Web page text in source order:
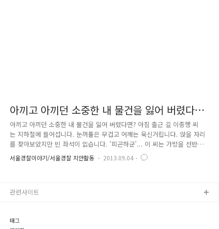
아끼고 아끼던 소중한 내 물건을 잃어 버렸다
면?
아끼고 아끼던 소중한 내 물건을 잃어 버렸다면? 아침 출근 길 이종행 씨
는 지하철에 들어섭니다. 눈꺼풀은 무겁고 어깨는 욱신거립니다. 앉을 자리
를 찾아보았지만 빈 좌석이 없습니다. '피곤하군'... 이 씨는 가방을 선반
위에 올려놓은 채 눈을 감습니다."다음 정거장은 경복궁, 경복궁입니다. 내
릴 문은 왼쪽입니다."화들짝 놀란 이 씨는 서둘러 지하철에서 내립니다. 뭔
앉은 순간, 그제야 찜찜함의 정체를 알아챕니다. "헉. 내 가방;;;;;;;" 소중
서울경찰이야기/서울경찰 치안활동 2013.09.04
태그
관련사이트